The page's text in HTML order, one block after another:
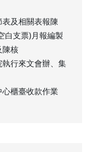
及相關表報陳
白支票)月報編製
陳核
行來文會辦、集
櫃臺收款作業